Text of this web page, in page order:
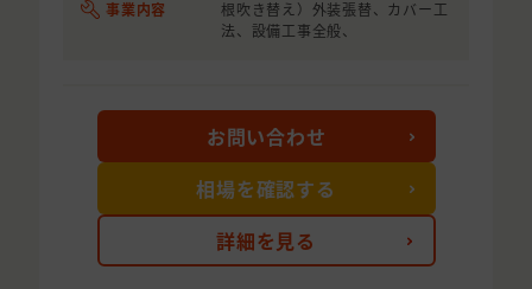
事業内容
根吹き替え）外装張替、カバー工
法、設備工事全般、
詳細を見る
お問い合わせ
相場を確認する